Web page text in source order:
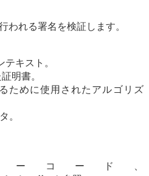
われる署名を検証します。
キスト。
明書。
ために使用されたアルゴリズ
。
ーコード、